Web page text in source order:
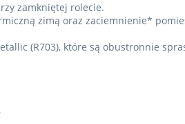
zamkniętej rolecie.
zimą oraz zaciemnienie*
(R703), które są obustronnie